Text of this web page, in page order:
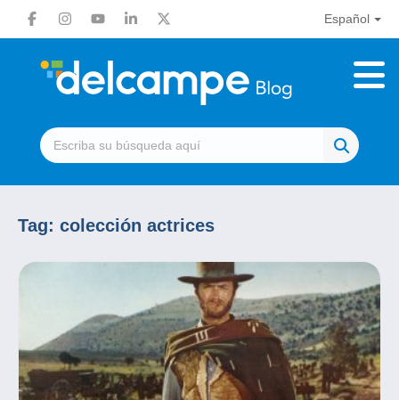
Español
Tag: colección actrices